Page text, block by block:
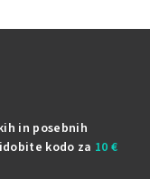
in posebnih
kodo za 10 €